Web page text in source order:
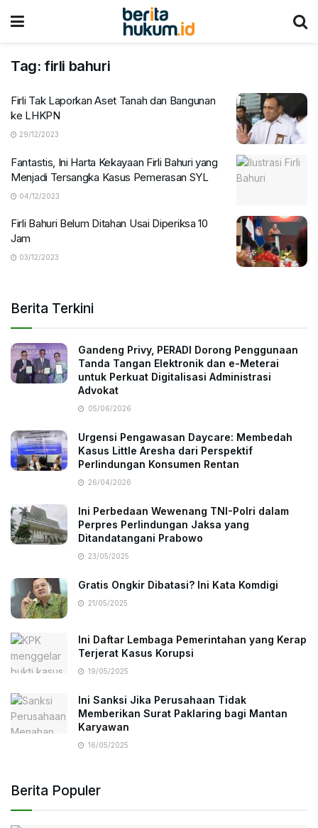
Tag: firli bahuri
Firli Tak Laporkan Aset Tanah dan Bangunan
ke LHKPN
29/12/2023
Fantastis, Ini Harta Kekayaan Firli Bahuri yang
Menjadi Tersangka Kasus Pemerasan SYL
04/12/2023
Firli Bahuri Belum Ditahan Usai Diperiksa 10
Jam
03/12/2023
Berita Terkini
Gandeng Privy, PERADI Dorong Penggunaan
Tanda Tangan Elektronik dan e-Meterai
untuk Perkuat Digitalisasi Administrasi
Advokat
05/06/2026
Urgensi Pengawasan Daycare: Membedah
Kasus Little Aresha dari Perspektif
Perlindungan Konsumen Rentan
26/04/2026
Ini Perbedaan Wewenang TNI-Polri dalam
Perpres Perlindungan Jaksa yang
Ditandatangani Prabowo
23/05/2025
Gratis Ongkir Dibatasi? Ini Kata Komdigi
21/05/2025
Ini Daftar Lembaga Pemerintahan yang Kerap
Terjerat Kasus Korupsi
19/05/2025
Ini Sanksi Jika Perusahaan Tidak
Memberikan Surat Paklaring bagi Mantan
Karyawan
16/05/2025
Berita Populer